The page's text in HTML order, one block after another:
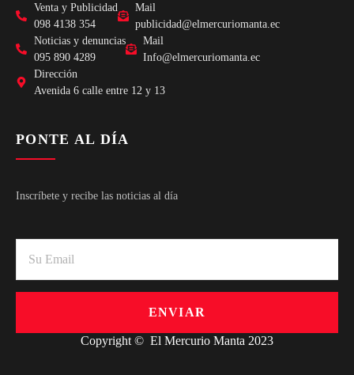
Venta y Publicidad
098 4138 354
Mail
publicidad@elmercuriomanta.ec
Noticias y denuncias
095 890 4289
Mail
Info@elmercuriomanta.ec
Dirección
Avenida 6 calle entre 12 y 13
PONTE AL DÍA
Inscríbete y recibe las noticias al día
ENVIAR
Copyright © El Mercurio Manta 2023